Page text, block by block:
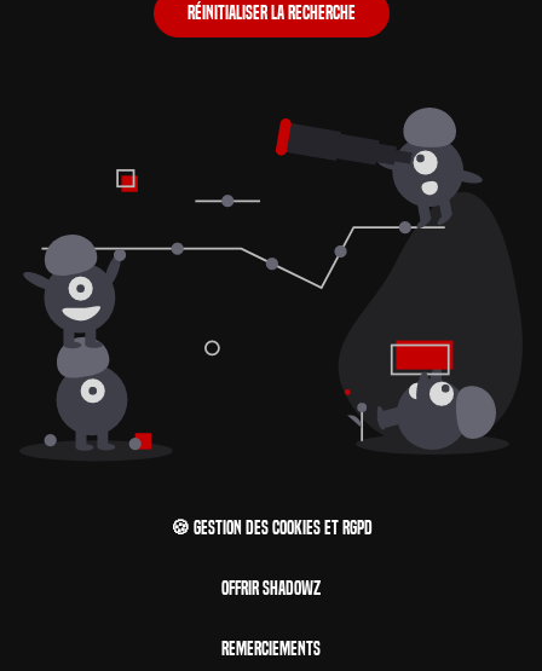
Réinitialiser la recherche
🍪 Gestion des cookies et RGPD
Offrir Shadowz
Remerciements